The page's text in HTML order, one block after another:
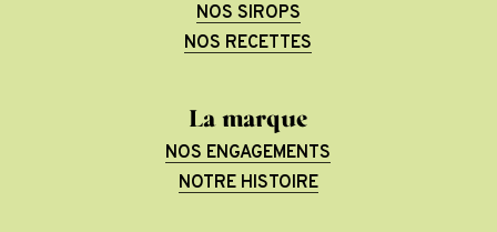
NOS SIROPS
NOS RECETTES
La marque
NOS ENGAGEMENTS
NOTRE HISTOIRE